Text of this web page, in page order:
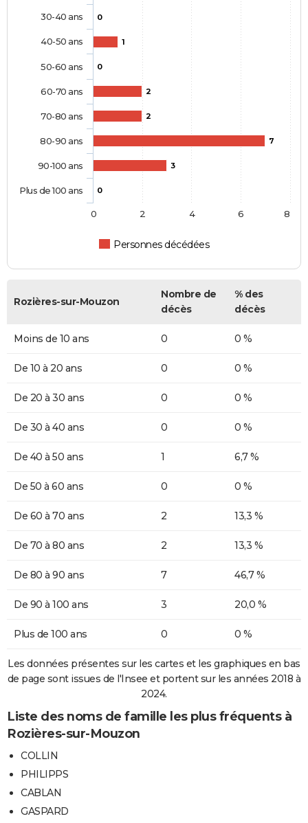
0
1
0
2
2
7
3
0
Personnes décédées
30-40 ans
40-50 ans
50-60 ans
60-70 ans
70-80 ans
80-90 ans
90-100 ans
Plus de 100 ans
0 2 4 6 8
Rozières-sur-Mouzon
Nombre de
décès
% des
décès
Moins de 10 ans 0 0 %
De 10 à 20 ans 0 0 %
De 20 à 30 ans 0 0 %
De 30 à 40 ans 0 0 %
De 40 à 50 ans 1 6,7 %
De 50 à 60 ans 0 0 %
De 60 à 70 ans 2 13,3 %
De 70 à 80 ans 2 13,3 %
De 80 à 90 ans 7 46,7 %
De 90 à 100 ans 3 20,0 %
Plus de 100 ans 0 0 %
Les données présentes sur les cartes et les graphiques en bas
de page sont issues de l'Insee et portent sur les années 2018 à
2024.
Liste des noms de famille les plus fréquents à
Rozières-sur-Mouzon
COLLIN
PHILIPPS
CABLAN
GASPARD